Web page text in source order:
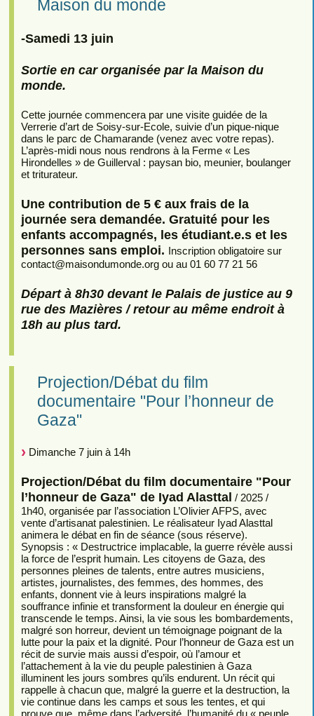
Maison du monde
-Samedi 13 juin
Sortie en car organisée par la Maison du
monde.
Cette journée commencera par une visite guidée de la
Verrerie d’art de Soisy-sur-Ecole, suivie d’un pique-nique
dans le parc de Chamarande (venez avec votre repas).
L’après-midi nous nous rendrons à la Ferme « Les
Hirondelles » de Guillerval : paysan bio, meunier, boulanger
et triturateur.
Une contribution de 5 € aux frais de la
journée sera demandée. Gratuité pour les
enfants accompagnés, les étudiant.e.s et les
personnes sans emploi. Inscription obligatoire sur
contact@maisondumonde.org ou au 01 60 77 21 56
Départ à 8h30 devant le Palais de justice au 9
rue des Mazières / retour au même endroit à
18h au plus tard.
Projection/Débat du film
documentaire "Pour l’honneur de
Gaza"
Dimanche 7 juin à 14h
Projection/Débat du film documentaire "Pour
l’honneur de Gaza" de Iyad Alasttal / 2025 /
1h40, organisée par l’association L’Olivier AFPS, avec
vente d’artisanat palestinien. Le réalisateur Iyad Alasttal
animera le débat en fin de séance (sous réserve).
Synopsis : « Destructrice implacable, la guerre révèle aussi
la force de l’esprit humain. Les citoyens de Gaza, des
personnes pleines de talents, entre autres musiciens,
artistes, journalistes, des femmes, des hommes, des
enfants, donnent vie à leurs inspirations malgré la
souffrance infinie et transforment la douleur en énergie qui
transcende le temps. Ainsi, la vie sous les bombardements,
malgré son horreur, devient un témoignage poignant de la
lutte pour la paix et la dignité. Pour l’honneur de Gaza est un
récit de survie mais aussi d’espoir, où l’amour et
l’attachement à la vie du peuple palestinien à Gaza
illuminent les jours sombres qu’ils endurent. Un récit qui
rappelle à chacun que, malgré la guerre et la destruction, la
vie continue dans les camps et sous les tentes, et qui
prouve que, même dans l’adversité, l’humanité du « peuple